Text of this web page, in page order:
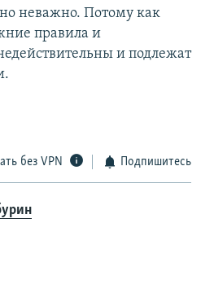
неважно. Потому как
правила и
и подлежат
без VPN Подпишитесь